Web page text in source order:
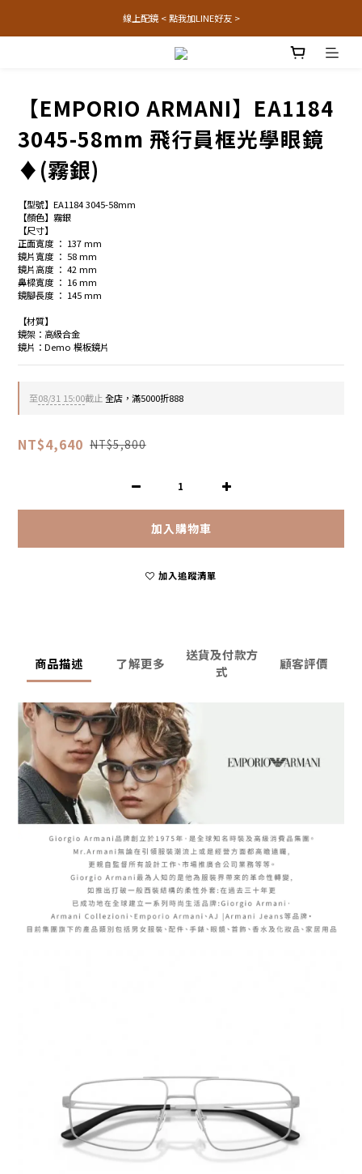
線上配鏡 < 點我加LINE好友 >
【EMPORIO ARMANI】EA1184
3045-58mm 飛行員框光學眼鏡
♦(霧銀)
【型號】EA1184 3045-58mm
【顏色】霧銀
【尺寸】
正面寬度 ： 137 mm
鏡片寬度 ： 58 mm
鏡片高度 ： 42 mm
鼻樑寬度 ： 16 mm
鏡腳長度 ： 145 mm
【材質】
鏡架：高級合金
鏡片：Demo 模板鏡片
至08/31 15:00截止全店，滿5000折888
NT$4,640 NT$5,800
加入購物車
加入追蹤清單
商品描述 了解更多
送貨及付款方
式
顧客評價